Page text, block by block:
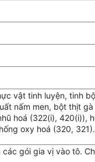
vật tinh luyện, tinh
nấm men, bột thịt
hoá (322(i), 420(i)),
oxy hoá (320,
các gói gia vị vào tô.